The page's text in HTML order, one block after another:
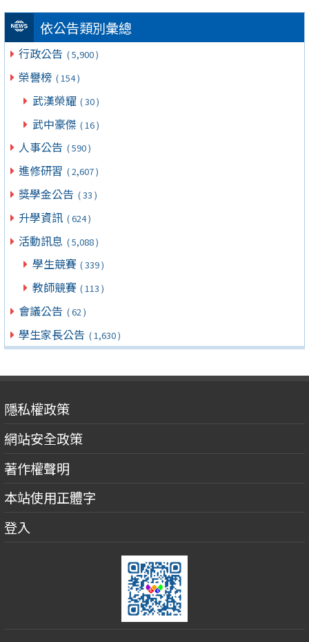
依公告類別彙總
行政公告 ( 5,900 )
榮譽榜 ( 154 )
武漢榮耀 ( 30 )
武中豪傑 ( 16 )
人事公告 ( 590 )
進修研習 ( 2,607 )
獎學金公告 ( 33 )
升學資訊 ( 624 )
活動訊息 ( 5,088 )
學生競賽 ( 339 )
教師競賽 ( 113 )
會議公告 ( 62 )
學生家長公告 ( 1,630 )
隱私權政策
網站安全政策
著作權聲明
本站使用正體字
登入